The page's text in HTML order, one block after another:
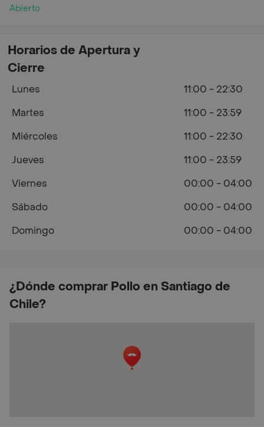
Abierto
¿Dónde comprar Pollo en Santiago de
Chile?
Horarios de Apertura y
Cierre
Lunes
11:00 - 22:30
Martes
11:00 - 23:59
Miércoles
11:00 - 22:30
Jueves
11:00 - 23:59
Viernes
00:00 - 04:00
Sábado
00:00 - 04:00
Domingo
00:00 - 04:00